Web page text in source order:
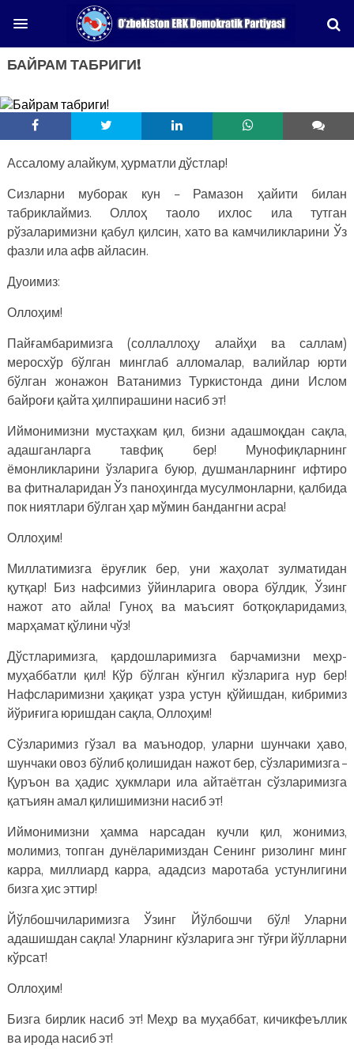
БАЙРАМ ТАБРИГИ!
Ассалому алайкум, ҳурматли дўстлар!
Сизларни муборак кун – Рамазон ҳайити билан
табриклаймиз. Оллоҳ таоло ихлос ила тутган
рўзаларимизни қабул қилсин, хато ва камчиликларини Ўз
фазли ила афв айласин.
Дуоимиз:
Оллоҳим!
Пайғамбаримизга (соллаллоҳу алайҳи ва саллам)
меросхўр бўлган минглаб алломалар, валийлар юрти
бўлган жонажон Ватанимиз Туркистонда дини Ислом
байроғи қайта ҳилпирашини насиб эт!
Иймонимизни мустаҳкам қил, бизни адашмоқдан сақла,
адашганларга тавфиқ бер! Мунофиқларнинг
ёмонликларини ўзларига буюр, душманларнинг ифтиро
ва фитналаридан Ўз паноҳингда мусулмонларни, қалбида
пок ниятлари бўлган ҳар мўмин бандангни асра!
Оллоҳим!
Миллатимизга ёруғлик бер, уни жаҳолат зулматидан
қутқар! Биз нафсимиз ўйинларига овора бўлдик, Ўзинг
нажот ато айла! Гуноҳ ва маъсият ботқоқларидамиз,
марҳамат қўлини чўз!
Дўстларимизга, қардошларимизга барчамизни меҳр-
муҳаббатли қил! Кўр бўлган кўнгил кўзларига нур бер!
Нафсларимизни ҳақиқат узра устун қўйишдан, кибримиз
йўриғига юришдан сақла, Оллоҳим!
Сўзларимиз гўзал ва маънодор, уларни шунчаки ҳаво,
шунчаки овоз бўлиб қолишидан нажот бер, сўзларимизга –
Қуръон ва ҳадис ҳукмлари ила айтаётган сўзларимизга
қатъиян амал қилишимизни насиб эт!
Иймонимизни ҳамма нарсадан кучли қил, жонимиз,
молимиз, топган дунёларимиздан Сенинг ризолинг минг
карра, миллиард карра, ададсиз маротаба устунлигини
бизга ҳис эттир!
Йўлбошчиларимизга Ўзинг Йўлбошчи бўл! Уларни
адашишдан сақла! Уларнинг кўзларига энг тўғри йўлларни
кўрсат!
Оллоҳим!
Бизга бирлик насиб эт! Меҳр ва муҳаббат, кичикфеъллик
ва ирода насиб эт!